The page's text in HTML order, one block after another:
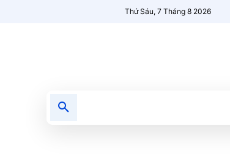
Thứ Sáu, 7 Tháng 8 2026